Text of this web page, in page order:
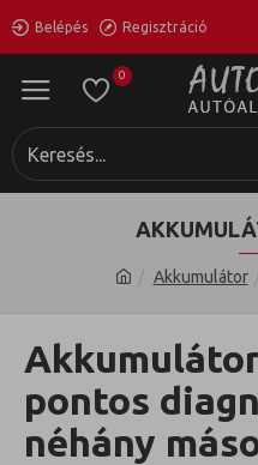
Belépés Regisztráció
0
Akkumulátor
pontos
néhány